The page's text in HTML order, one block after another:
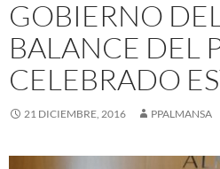
GOBIERNO
BALANCE DEL
CELEBRADO
21 DICIEMBRE, 2016 PPALMANSA